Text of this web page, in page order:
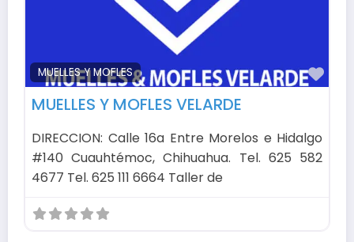
MUELLES Y MOFLES
MUELLES Y MOFLES VELARDE
DIRECCION: Calle 16a Entre Morelos e Hidalgo
#140 Cuauhtémoc, Chihuahua. Tel. 625 582
4677 Tel. 625 111 6664 Taller de